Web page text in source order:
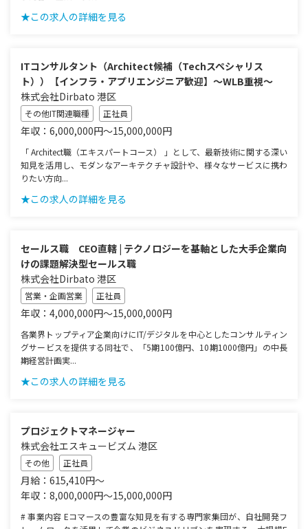
★この求人の詳細を見る
ITコンサルタント（Architect候補（Techスペシャリス
ト））【インフラ・アプリエンジニア歓迎】～WLB重視～
株式会社Dirbato 港区
その他IT関連職種 正社員
年収：6,000,000円～15,000,000円
「 Architect職（エキスパートコース） 」として、最新技術に関する深い
知見を活用し、モダンなアーキテクチャ設計や、様々なサービスに携わ
りたい方向...
★この求人の詳細を見る
セールス職 CEO直轄 | テクノロジーを基軸とした大手企業向
けの課題解決型セールス職
株式会社Dirbato 港区
営業・企画営業 正社員
年収：4,000,000円～15,000,000円
各業界トップティア企業向けにIT/デジタルを中心としたコンサルティン
グサービスを提供する同社で、「5期100億円、10期1000億円」の中長
期経営計画実...
★この求人の詳細を見る
プロジェクトマネージャー
株式会社エスキュービズム 港区
その他 正社員
月給：615,410円～
年収：8,000,000円～15,000,000円
# 事業内容 Eコマースの豊富な知見を有する専門家集団が、自社開発フ